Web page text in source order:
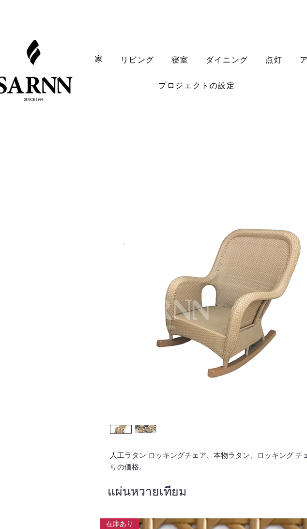
家 リビング 寝室 ダイニング 点灯
プロジェクトの設定
人工ラタン ロッキングチェア、本物ラタン、ロッキング チ
りの価格。
แผ่นหวายเทียม
在庫あり